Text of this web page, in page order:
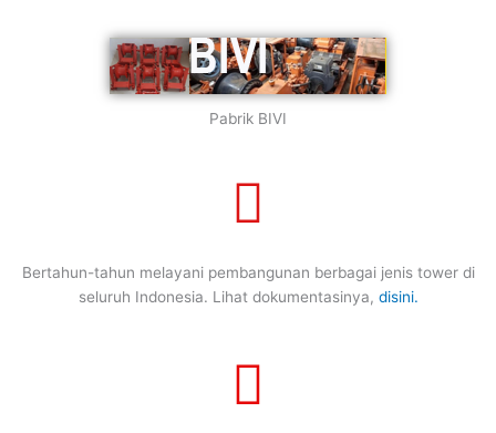
Pabrik BIVI
Bertahun-tahun melayani pembangunan berbagai jenis tower di
seluruh Indonesia. Lihat dokumentasinya, disini.